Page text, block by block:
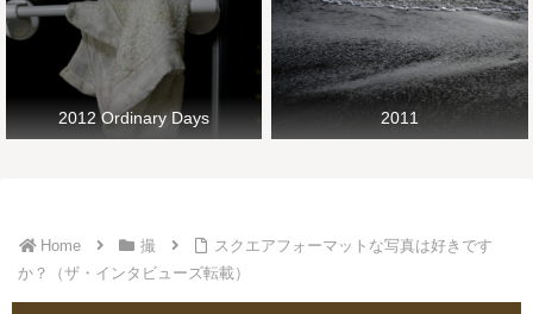
2012 Ordinary Days 2011
Home 撮
スクエアフォーマットな写真は好きです
か？（ザ・インタビューズ転載）